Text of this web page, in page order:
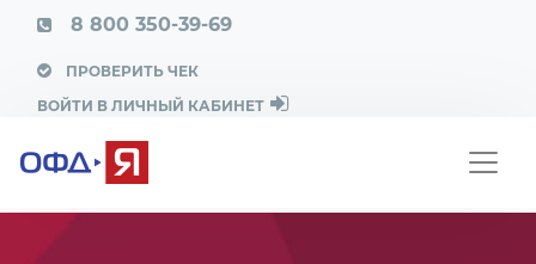
8 800 350-39-69
ПРОВЕРИТЬ ЧЕК
ВОЙТИ В ЛИЧНЫЙ КАБИНЕТ